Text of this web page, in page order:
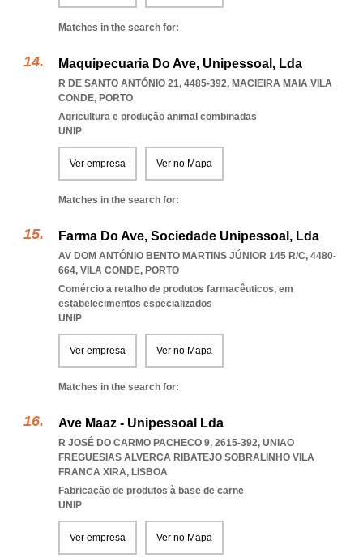
Matches in the search for:
Maquipecuaria Do Ave, Unipessoal, Lda
R DE SANTO ANTÓNIO 21, 4485-392, MACIEIRA MAIA VILA
CONDE, PORTO
Agricultura e produção animal combinadas
UNIP
Ver empresa Ver no Mapa
Matches in the search for:
Farma Do Ave, Sociedade Unipessoal, Lda
AV DOM ANTÓNIO BENTO MARTINS JÚNIOR 145 R/C, 4480-
664, VILA CONDE, PORTO
Comércio a retalho de produtos farmacêuticos, em
estabelecimentos especializados
UNIP
Ver empresa Ver no Mapa
Matches in the search for:
Ave Maaz - Unipessoal Lda
R JOSÉ DO CARMO PACHECO 9, 2615-392, UNIAO
FREGUESIAS ALVERCA RIBATEJO SOBRALINHO VILA
FRANCA XIRA, LISBOA
Fabricação de produtos à base de carne
UNIP
Ver empresa Ver no Mapa